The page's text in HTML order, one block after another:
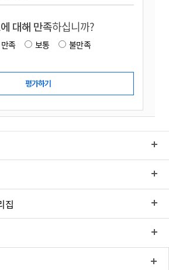
대해 만족하십니까?
만족 보통
불만족
집